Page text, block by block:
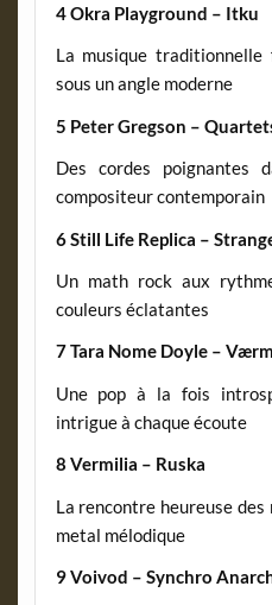
4 Okra Playground – Itku
La musique
sous un angle moderne
5 Peter Gregson –
Des cordes poignantes
compositeur contemporain
6 Still Life Replica –
Un math rock aux
couleurs éclatantes
7 Tara Nome Doyle –
Une pop à la fois
intrigue à chaque écoute
8 Vermilia – Ruska
La rencontre heureuse
metal mélodique
9 Voivod – Synchro